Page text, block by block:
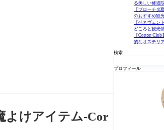
よけアイテム-Cor
る美しい修道
【プローチダ
のおすすめ観
【ベネヴェン
どころと観光
【Cotton
的なオステリ
検索
プロフィール